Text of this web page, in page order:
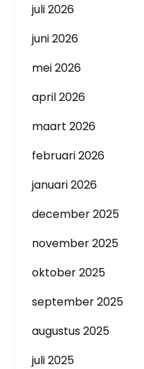
juli 2026
juni 2026
mei 2026
april 2026
maart 2026
februari 2026
januari 2026
december 2025
november 2025
oktober 2025
september 2025
augustus 2025
juli 2025